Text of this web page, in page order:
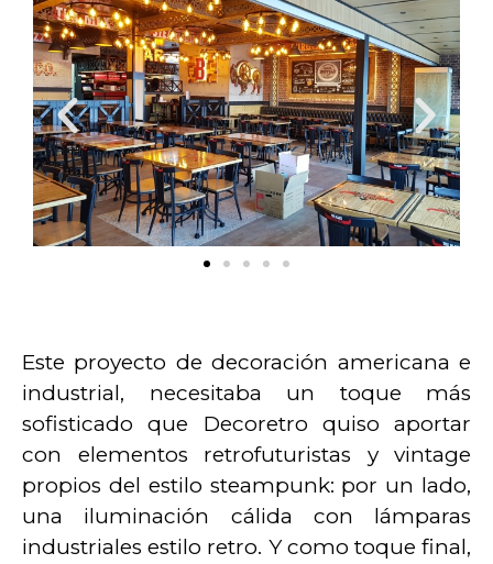
Este proyecto de decoración americana e
industrial, necesitaba un toque más
sofisticado que Decoretro quiso aportar
con elementos retrofuturistas y vintage
propios del estilo steampunk: por un lado,
una iluminación cálida con lámparas
industriales estilo retro. Y como toque final,